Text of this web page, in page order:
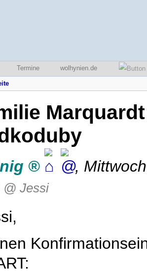
Termine wolhynien.de
,
@ Jessi